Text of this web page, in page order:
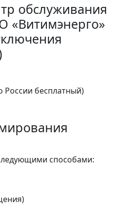
обслуживания
«Витимэнерго»
России бесплатный)
способами: